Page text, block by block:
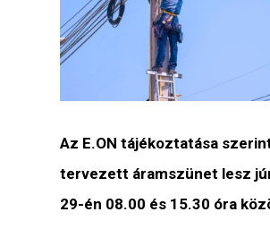
Az E.ON tájékoztatása
tervezett áramszünet lesz
29-én 08.00 és 15.30 óra